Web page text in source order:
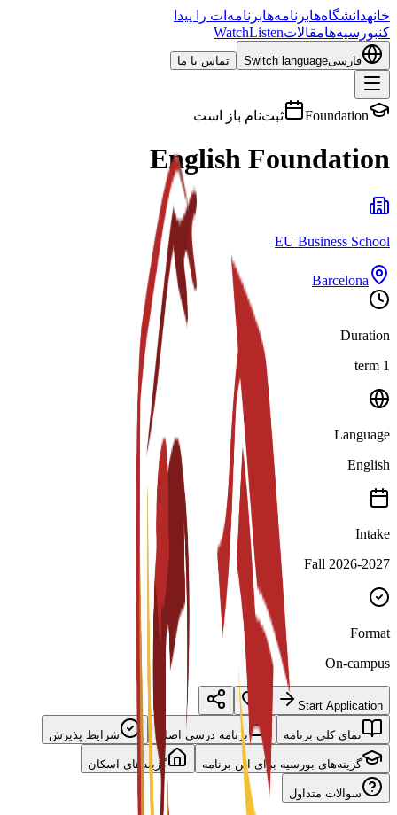
خانهدانشگاه‌هابرنامه‌هابرنامه‌ات را پیدا
کنبورسیه‌هامقالات WatchListen
فارسیSwitch language تماس با ما
Foundation ثبت‌نام باز است
English Foundation
EU Business School
Barcelona
Duration
1 term
Language
English
Intake
Fall 2026-2027
Format
On-campus
Start Application
نمای کلی برنامه برنامه درسی اصلی شرایط پذیرش
گزینه‌های بورسیه برای این برنامه گزینه‌های اسکان
سوالات متداول